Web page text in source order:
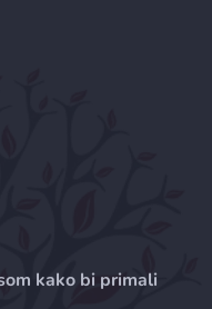
kako bi primali